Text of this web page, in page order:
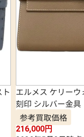
エルメス ケリー
刻印 シルバー金具
参考買取価格
216,000円